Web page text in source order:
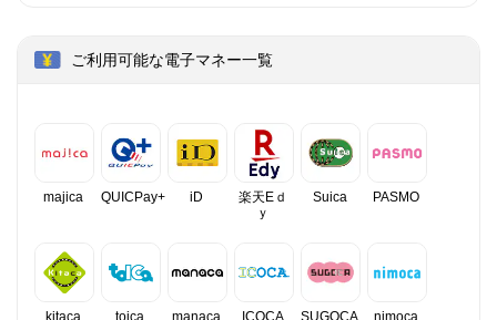
ご利用可能な電子マネー一覧
majica QUICPay+ iD
楽天Eｄ
ｙ
Suica PASMO
kitaca toica manaca ICOCA SUGOCA nimoca